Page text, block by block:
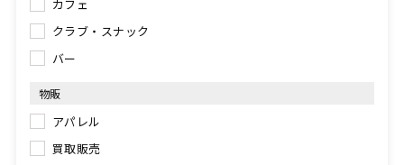
カフェ
クラブ・スナック
バー
物販
アパレル
買取販売